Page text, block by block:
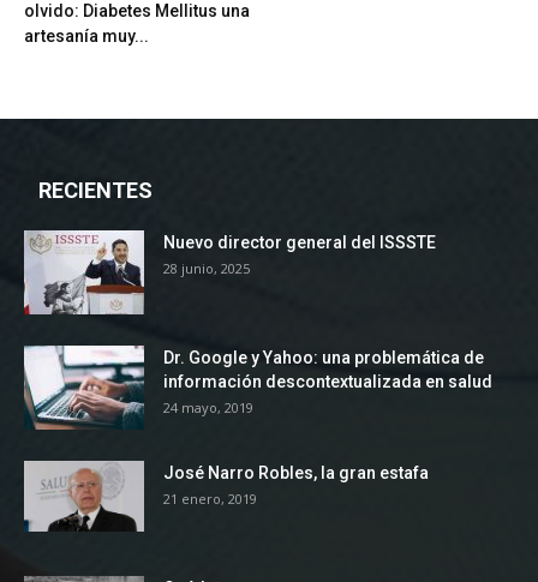
olvido: Diabetes Mellitus una
artesanía muy...
RECIENTES
Nuevo director general del ISSSTE
28 junio, 2025
Dr. Google y Yahoo: una problemática de
información descontextualizada en salud
24 mayo, 2019
José Narro Robles, la gran estafa
21 enero, 2019